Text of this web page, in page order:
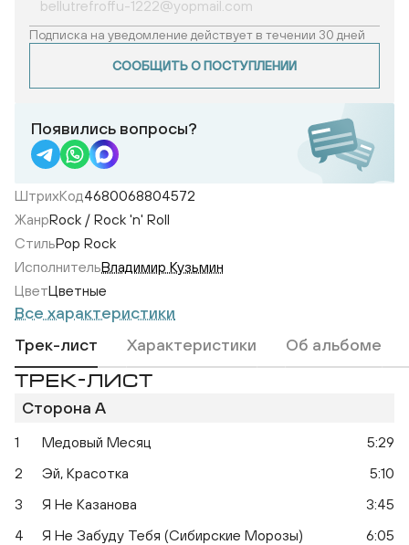
Небесное Притяжение
Подписка на уведомление действует в течении 30 дней
СООБЩИТЬ О ПОСТУПЛЕНИИ
Появились вопросы?
ШтрихКод4680068804572
ЖанрRock / Rock 'n' Roll
СтильPop Rock
ИсполнительВладимир Кузьмин
ЦветЦветные
Все характеристики
Трек-лист
Характеристики Об альбоме
ТРЕК-ЛИСТ
Сторона A
1 Медовый Месяц
5:29
2
Эй, Красотка
5:10
3
Я Не Казанова
3:45
4
Я Не Забуду Тебя (Сибирские Морозы) 6:05